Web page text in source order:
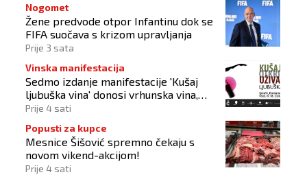
Nogomet
Žene predvode otpor Infantinu dok se
FIFA suočava s krizom upravljanja
Prije 3 sata
Vinska manifestacija
Sedmo izdanje manifestacije 'Kušaj
ljubuška vina' donosi vrhunska vina,
gastronomiju i glazbu
Prije 4 sati
Popusti za kupce
Mesnice Šišović spremno čekaju s
novom vikend-akcijom!
Prije 4 sati